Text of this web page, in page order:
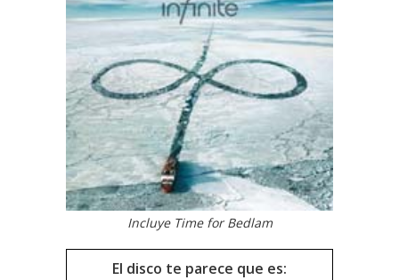
Incluye Time for Bedlam
El disco te parece que es: